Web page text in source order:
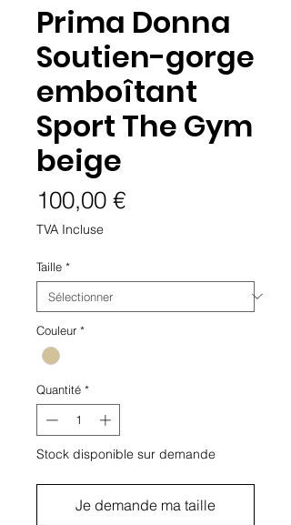
Prima Donna
Soutien-gorge
emboîtant
Sport The Gym
beige
100,00 €Prix
TVA Incluse
Taille *
Couleur *
Quantité *
Stock disponible sur demande
Je demande ma taille